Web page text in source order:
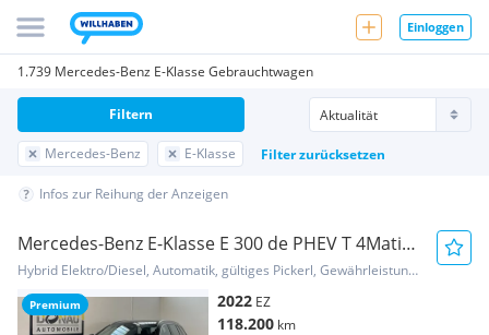
Einloggen
1.739 Mercedes-Benz E-Klasse Gebrauchtwagen
Mercedes-Benz E-Klasse Filter zurücksetzen
Filtern
Infos zur Reihung der Anzeigen
Premium
Mercedes-Benz E-Klasse E 300 de PHEV T 4Matic
Aut. Avantgarde * ACC *...
Hybrid Elektro/Diesel, Automatik, gültiges Pickerl, Gewährleistung, Garantie
2022 EZ
118.200 km